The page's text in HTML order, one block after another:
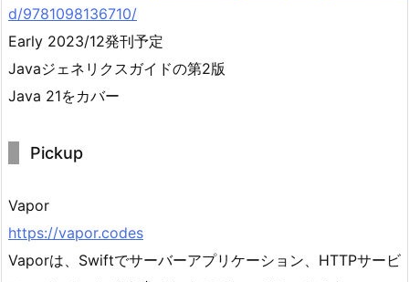
d/9781098136710/
Early 2023/12発刊予定
Javaジェネリクスガイドの第2版
Java 21をカバー
Pickup
Vapor
https://vapor.codes
Vaporは、Swiftでサーバーアプリケーション、HTTPサービ